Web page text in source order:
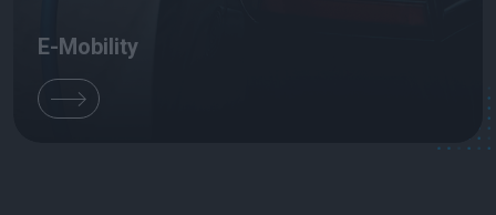
E-Mobility